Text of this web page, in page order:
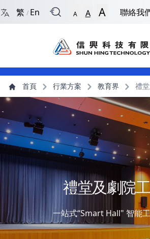
跳到捷徑選項 跳到主導航選單
繁 / En A A A 聯絡我
主導航選單
主內容 首頁 行業方案 教育界 禮
禮堂及劇院
一站式“Smart Hall" 智能